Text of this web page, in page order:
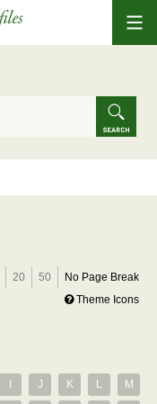
20 50
No Page Break
Theme Icons
J K L M